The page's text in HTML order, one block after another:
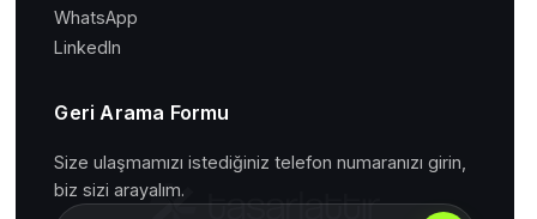
WhatsApp
LinkedIn
Geri Arama Formu
Size ulaşmamızı istediğiniz telefon numaranızı girin,
biz sizi arayalım.